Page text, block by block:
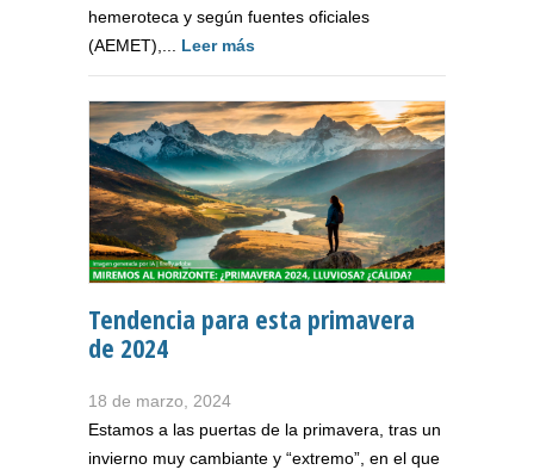
hemeroteca y según fuentes oficiales
(AEMET),... Leer más
Tendencia para esta primavera
de 2024
18 de marzo, 2024
Estamos a las puertas de la primavera, tras un
invierno muy cambiante y “extremo”, en el que